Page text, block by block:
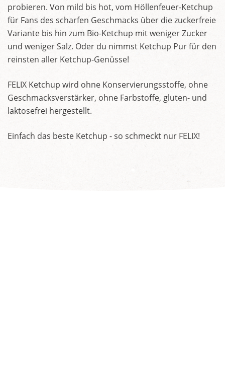
probieren. Von mild bis hot, vom Höllenfeuer-Ketchup
für Fans des scharfen Geschmacks über die zuckerfreie
Variante bis hin zum Bio-Ketchup mit weniger Zucker
und weniger Salz. Oder du nimmst Ketchup Pur für den
reinsten aller Ketchup-Genüsse!
FELIX Ketchup wird ohne Konservierungsstoffe, ohne
Geschmacksverstärker, ohne Farbstoffe, gluten- und
laktosefrei hergestellt.
Einfach das beste Ketchup - so schmeckt nur FELIX!